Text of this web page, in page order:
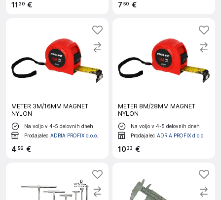
11 20 € 7 50 €
METER 3M/16MM MAGNET
NYLON
Na voljo v 4-5 delovnih dneh
Prodajalec ADRIA PROFIX d.o.o.
4 56 €
METER 8M/28MM MAGNET
NYLON
Na voljo v 4-5 delovnih dneh
Prodajalec ADRIA PROFIX d.o.o.
1033 €